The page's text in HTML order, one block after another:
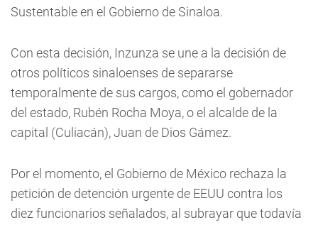
Sustentable en el Gobierno de Sinaloa.
Con esta decisión, Inzunza se une a la decisión de
otros políticos sinaloenses de separarse
temporalmente de sus cargos, como el gobernador
del estado, Rubén Rocha Moya, o el alcalde de la
capital (Culiacán), Juan de Dios Gámez.
Por el momento, el Gobierno de México rechaza la
petición de detención urgente de EEUU contra los
diez funcionarios señalados, al subrayar que todavía